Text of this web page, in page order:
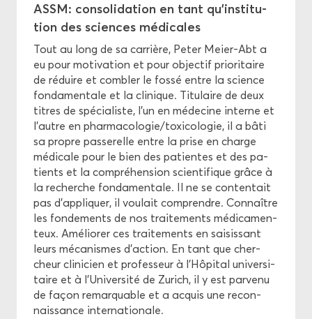
ASSM: conso­li­da­tion en tant qu’ins­ti­tu­
tion des sciences mé­di­cales
Tout au long de sa car­rière, Peter Meier-​Abt a
eu pour mo­ti­va­tion et pour ob­jec­tif prio­ri­taire
de ré­duire et com­bler le fossé entre la science
fon­da­men­tale et la cli­nique. Ti­tu­laire de deux
titres de spé­cia­liste, l’un en mé­de­cine in­terne et
l’autre en phar­ma­co­lo­gie/toxi­co­lo­gie, il a bâti
sa propre pas­se­relle entre la prise en charge
mé­di­cale pour le bien des pa­tientes et des pa­
tients et la com­pré­hen­sion scien­ti­fique grâce à
la re­cherche fon­da­men­tale. Il ne se conten­tait
pas d’ap­pli­quer, il vou­lait com­prendre. Connaître
les fon­de­ments de nos trai­te­ments mé­di­ca­men­
teux. Amé­lio­rer ces trai­te­ments en sai­sis­sant
leurs mé­ca­nismes d’ac­tion. En tant que cher­
cheur cli­ni­cien et pro­fes­seur à l'Hô­pi­tal uni­ver­si­
taire et à l'Uni­ver­si­té de Zu­rich, il y est par­ve­nu
de façon re­mar­quable et a ac­quis une re­con­
nais­sance in­ter­na­tio­nale.